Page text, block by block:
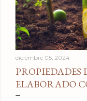
diciembre 05, 2024
PROPIEDADES
ELABORADO